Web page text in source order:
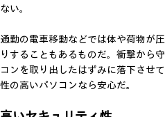
ない。
通勤の電車移動などでは体や荷物が
りすることもあるものだ。衝撃から
コンを取り出したはずみに落下させ
性の高いパソコンなら安心だ。